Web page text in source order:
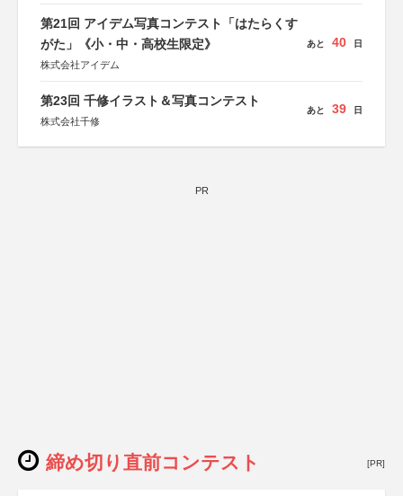
第21回 アイデム写真コンテスト「はたらくす
がた」《小・中・高校生限定》
株式会社アイデム
あと 40 日
第23回 千修イラスト＆写真コンテスト
株式会社千修
あと 39 日
PR
締め切り直前コンテスト [PR]